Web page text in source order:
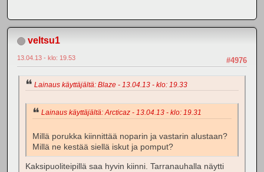
veltsu1
#4976
13.04.13 - klo: 19.53
Lainaus käyttäjältä: Blaze - 13.04.13 - klo: 19.33
Lainaus käyttäjältä: Arcticaz - 13.04.13 - klo: 19.31
Millä porukka kiinnittää noparin ja vastarin alustaan?
Millä ne kestää siellä iskut ja pomput?
Kaksipuoliteipillä saa hyvin kiinni. Tarranauhalla näytti